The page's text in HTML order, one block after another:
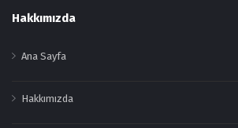
Footer
Hakkımızda
Ana Sayfa
Hakkımızda